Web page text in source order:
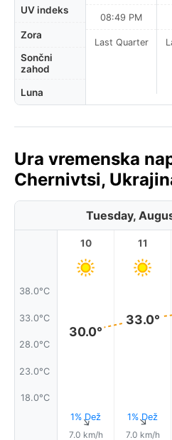
UV indeks
Zora
Sončni
zahod
Luna
08:49 PM
Last Quarter
Ura vremenska
Chernivtsi,
Tuesday,
38.0°C
33.0°C
28.0°C
23.0°C
18.0°C
10
30.0°
1% Dež
↑
7.0 km/h
11
33.0°
1% Dež
↑
7.0 km/h